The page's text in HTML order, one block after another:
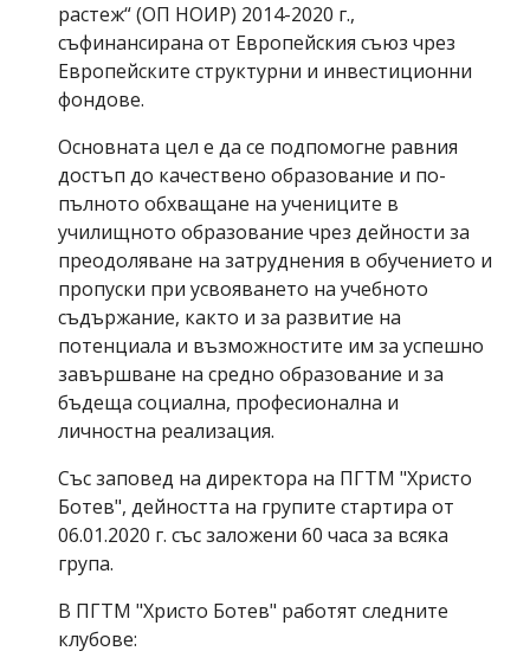
растеж“ (ОП НОИР) 2014-2020 г.,
съфинансирана от Европейския съюз чрез
Европейските структурни и инвестиционни
фондове.
Основната цел е да се подпомогне равния
достъп до качествено образование и по-
пълното обхващане на учениците в
училищното образование чрез дейности за
преодоляване на затруднения в обучението и
пропуски при усвояването на учебното
съдържание, както и за развитие на
потенциала и възможностите им за успешно
завършване на средно образование и за
бъдеща социална, професионална и
личностна реализация.
Със заповед на директора на ПГТМ "Христо
Ботев", дейността на групите стартира от
06.01.2020 г. със заложени 60 часа за всяка
група.
В ПГТМ "Христо Ботев" работят следните
клубове: